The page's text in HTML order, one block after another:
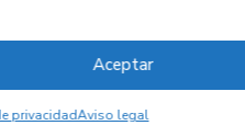
Aceptar
privacidadAviso legal